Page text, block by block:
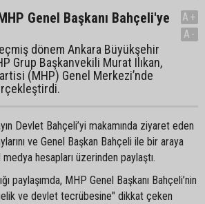
Genel Başkanı Bahçeli'ye
dönem Ankara Büyükşehir
Grup Başkanvekili Murat Ilıkan,
(MHP) Genel Merkezi’nde
A+
A-
Devlet Bahçeli’yi makamında ziyaret eden
ve Genel Başkan Bahçeli ile bir araya
hesapları üzerinden paylaştı.
paylaşımda, MHP Genel Başkanı Bahçeli’nin
ve devlet tecrübesine" dikkat çeken